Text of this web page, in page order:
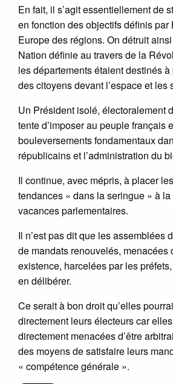
En fait, il s’agit essentiellement de
en fonction des objectifs définis
Europe des régions. On détruit
Nation définie au travers de la
les départements étaient destinés à
des citoyens devant l’espace et les
Un Président isolé, électoralement
tente d’imposer au peuple français
bouleversements fondamentaux
républicains et l’administration du
Il continue, avec mépris, à placer
tendances « dans la seringue » à
vacances parlementaires.
Il n’est pas dit que les assemblées
de mandats renouvelés, menacées
existence, harcelées par les
en délibérer.
Ce serait à bon droit qu’elles
directement leurs électeurs car
directement menacées d’être
des moyens de satisfaire leurs
« compétence générale ».